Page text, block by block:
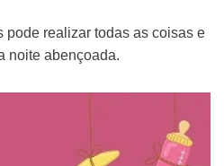
pode realizar todas as coisas e
noite abençoada.